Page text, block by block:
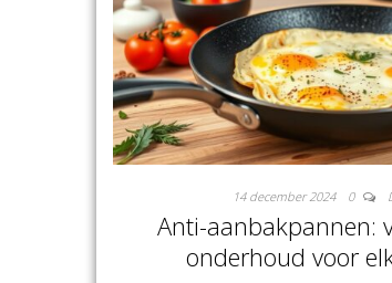
14 december 2024 0
Anti-aanbakpannen:
onderhoud voor